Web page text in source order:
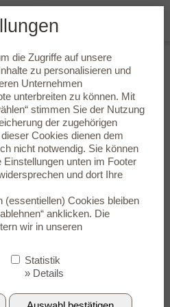
Geräte (HdO)
eignen sich für nahezu
Ausführung gibt es einen ganz
Hörgeräten mit intern
kurz „Hörer“ genannt, spricht
Ohr-Geräten. Bei Hörgeräten
an einer dünnen
Schallwandler – sind die
auch Ex-Hörer-
als Hörgeräteträger spezifische
Ohr-Gerät optimal für Ihre
die Zugriffe auf unsere
zu personalisieren und
Unternehmen
unterbreiten zu können. Mit
stimmen Sie der Nutzung
der zugehörigen
Cookies dienen dem
nicht notwendig. Sie können
Einstellungenunten im Footer
und dort Ihre
(essentiellen) Cookies bleiben
anklicken. Die
wir in unseren
Statistik
» Details